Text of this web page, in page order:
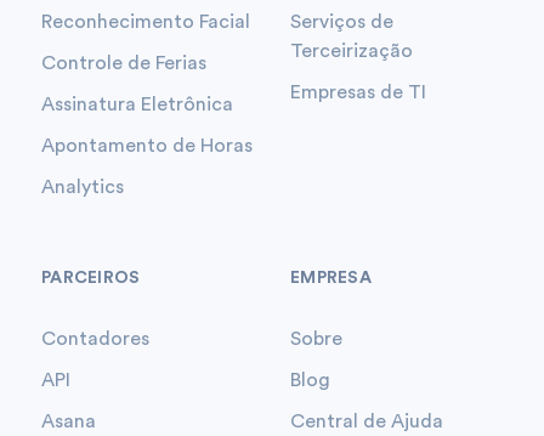
Reconhecimento Facial
Controle de Ferias
Assinatura Eletrônica
Apontamento de Horas
Analytics
Serviços de
Terceirização
Empresas de TI
PARCEIROS
Contadores
API
Asana
EMPRESA
Sobre
Blog
Central de Ajuda